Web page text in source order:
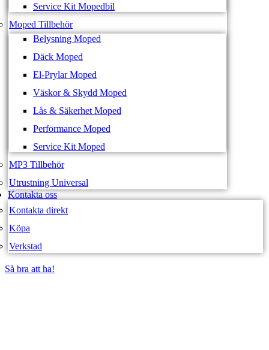
Service Kit Mopedbil
Moped Tillbehör
Belysning Moped
Däck Moped
El-Prylar Moped
Väskor & Skydd Moped
Lås & Säkerhet Moped
Performance Moped
Service Kit Moped
MP3 Tillbehör
Utrustning Universal
Kontakta oss
Kontakta direkt
Köpa
Verkstad
Så bra att ha!